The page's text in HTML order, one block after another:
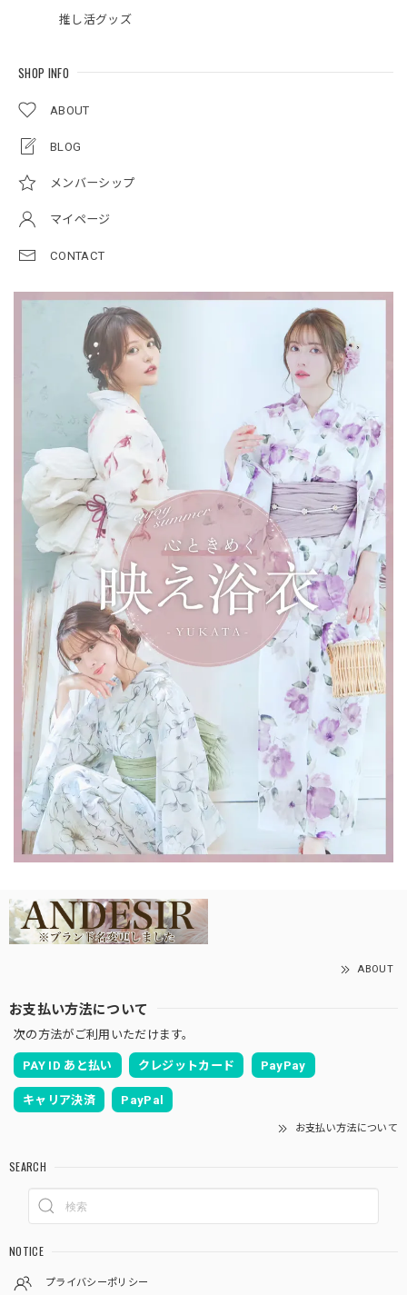
推し活グッズ
SHOP INFO
ABOUT
BLOG
メンバーシップ
マイページ
CONTACT
ABOUT
お支払い方法について
次の方法がご利用いただけます。
PAY ID あと払い クレジットカード PayPay
キャリア決済 PayPal
お支払い方法について
SEARCH
NOTICE
プライバシーポリシー